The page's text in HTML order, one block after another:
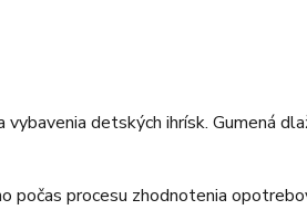
vybavenia detských ihrísk. Gumená
počas procesu zhodnotenia